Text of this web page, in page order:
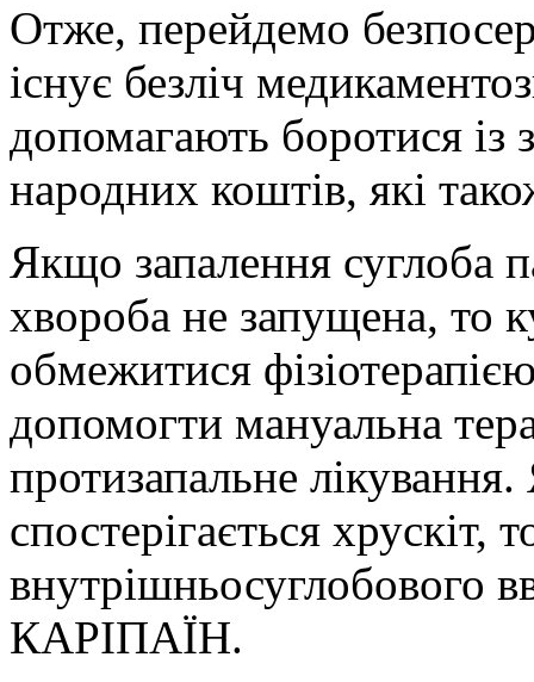
Отже, перейдемо
існує безліч
допомагають боротися із
народних коштів, які
Якщо запалення суглоба
хвороба не запущена, то
обмежитися
допомогти мануальна
протизапальне
спостерігається
внутрішньосуглобового
КАРІПАЇН.